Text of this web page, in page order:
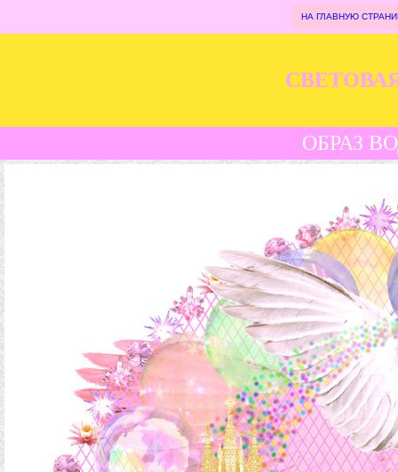
НА ГЛАВНУЮ
ОБРАЗ